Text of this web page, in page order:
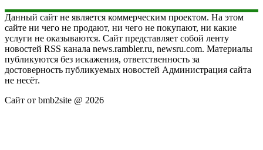
Данный сайт не является коммерческим проектом. На этом
сайте ни чего не продают, ни чего не покупают, ни какие
услуги не оказываются. Сайт представляет собой ленту
новостей RSS канала news.rambler.ru, newsru.com. Материалы
публикуются без искажения, ответственность за
достоверность публикуемых новостей Администрация сайта
не несёт.
Сайт от bmb2site @ 2026